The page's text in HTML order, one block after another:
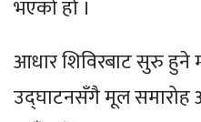
भएको हो ।
आधार शिविरबाट सुरु हुने
उद्घाटनसँगै मूल समारोह